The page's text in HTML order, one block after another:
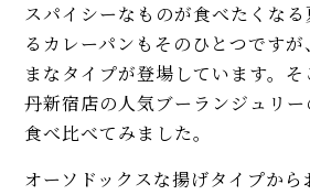
スパイシーなものが食べたくな
るカレーパンもそのひとつです
まなタイプが登場しています。
丹新宿店の人気ブーランジュリ
食べ比べてみました。
オーソドックスな揚げタイプから